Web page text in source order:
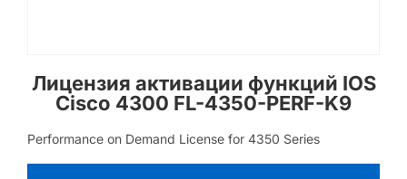
Лицензия активации функций IOS
Cisco 4300 FL-4350-PERF-K9
Performance on Demand License for 4350 Series